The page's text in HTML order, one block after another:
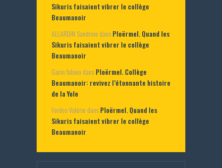
Sikuris faisaient vibrer le collège
Beaumanoir
ALLARDIN Sandrine dansPloërmel. Quand les
Sikuris faisaient vibrer le collège
Beaumanoir
Garin fabien dansPloërmel. Collège
Beaumanoir: revivez l’étonnante histoire
de la Yole
Fordos Valérie dansPloërmel. Quand les
Sikuris faisaient vibrer le collège
Beaumanoir